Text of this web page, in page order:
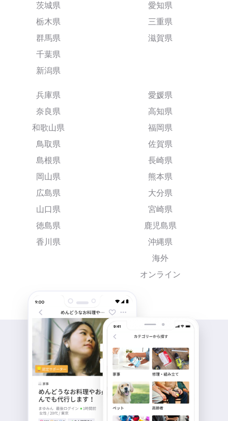
茨城県
栃木県
群馬県
千葉県
新潟県
愛知県
三重県
滋賀県
兵庫県
奈良県
和歌山県
鳥取県
島根県
岡山県
広島県
山口県
徳島県
香川県
愛媛県
高知県
福岡県
佐賀県
長崎県
熊本県
大分県
宮崎県
鹿児島県
沖縄県
海外
オンライン